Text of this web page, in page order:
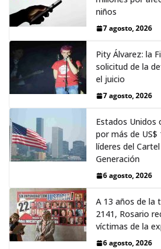
niños
7 agosto, 2026
Pity Álvarez: la
solicitud de la
el juicio
7 agosto, 2026
Estados Unidos
por más de
líderes del
Generación
6 agosto, 2026
A 13 años de la
2141, Rosario
víctimas de la
6 agosto, 2026